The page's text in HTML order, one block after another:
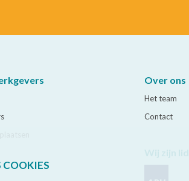
COOKIES
Over ons
Het team
Contact